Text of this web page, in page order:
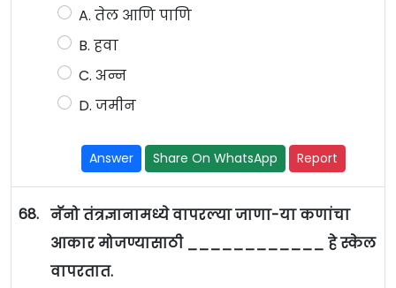
A. तेल आणि पाणि
B. हवा
C. अन्न
D. जमीन
Answer Share On WhatsApp Report
68. नॅनो तंत्रज्ञानामध्ये वापरल्या जाणा-या कणांचा
आकार मोजण्यासाठी ____________ हे स्केल
वापरतात.